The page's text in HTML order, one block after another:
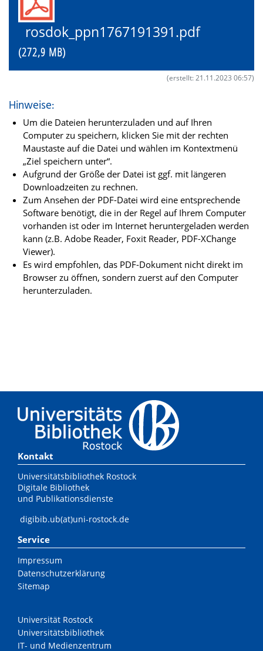
rosdok_ppn1767191391.pdf
(272,9 MB)
(erstellt: 21.11.2023 06:57)
Hinweise:
Um die Dateien herunterzuladen und auf Ihren
Computer zu speichern, klicken Sie mit der rechten
Maustaste auf die Datei und wählen im Kontextmenü
„Ziel speichern unter“.
Aufgrund der Größe der Datei ist ggf. mit längeren
Downloadzeiten zu rechnen.
Zum Ansehen der PDF-Datei wird eine entsprechende
Software benötigt, die in der Regel auf Ihrem Computer
vorhanden ist oder im Internet heruntergeladen werden
kann (z.B. Adobe Reader, Foxit Reader, PDF-XChange
Viewer).
Es wird empfohlen, das PDF-Dokument nicht direkt im
Browser zu öffnen, sondern zuerst auf den Computer
herunterzuladen.
Kontakt
Universitätsbibliothek Rostock
Digitale Bibliothek
und Publikationsdienste
digibib.ub(at)uni-rostock.de
Service
Impressum
Datenschutzerklärung
Sitemap
Universität Rostock
Universitätsbibliothek
IT- und Medienzentrum